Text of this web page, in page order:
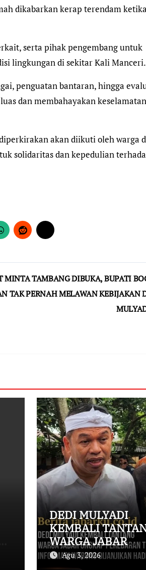
dikabarkan kerap terendam
serta pihak pengembang untuk
lingkungan di sekitar Kali Manceri.
penguatan bantaran, hingga
dan membahayakan keselamatan
akan diikuti oleh warga
solidaritas dan kepedulian
MINTA TAMBANG DIBUKA, BUPATI
TAK PERNAH MELAWAN KEBIJAKAN
DEDI MULYADI
KEMBALI
WARGA JABAR
UNGKAP
Agu 3, 2026